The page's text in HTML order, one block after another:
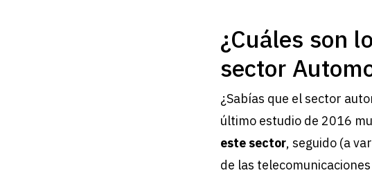
¿Cuáles son
sector
¿Sabías que el sector
último estudio de 2016
este sector, seguido (a
de las